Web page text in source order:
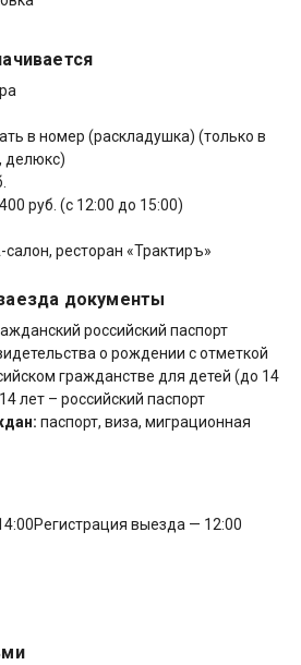
в номер (раскладушка) (только в
делюкс)
руб. (с 12:00 до 15:00)
ресторан «Трактиръ»
документы
российский паспорт
о рождении с отметкой
гражданстве для детей (до 14
лет – российский паспорт
паспорт, виза, миграционная
Регистрация выезда — 12:00